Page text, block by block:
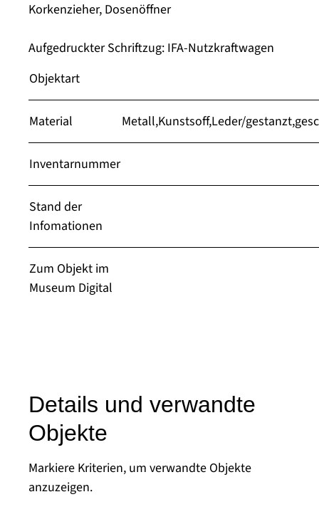
Korkenzieher, Dosenöffner
Aufgedruckter Schriftzug: IFA-Nutzkraftwagen
Objektart
Material Metall,Kunstsoff,Leder/
Inventarnummer
Stand der
Infomationen
Zum Objekt im
Museum Digital
Details und verwandte
Objekte
Markiere Kriterien, um verwandte Objekte
anzuzeigen.